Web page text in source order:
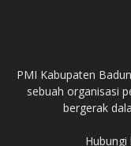
PMI Kabupaten
sebuah organisasi
bergerak
Hubungi